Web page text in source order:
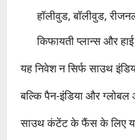
हॉलीवुड, बॉलीवुड,
किफायती प्लान्स और हाई
यह निवेश न सिर्फ साउथ
बल्कि पैन-इंडिया और
साउथ कंटेंट के फैंस के लिए